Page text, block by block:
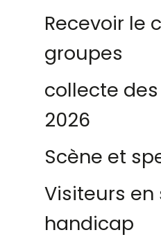
Recevoir le
groupes
collecte
2026
Scène et
Visiteurs
handicap